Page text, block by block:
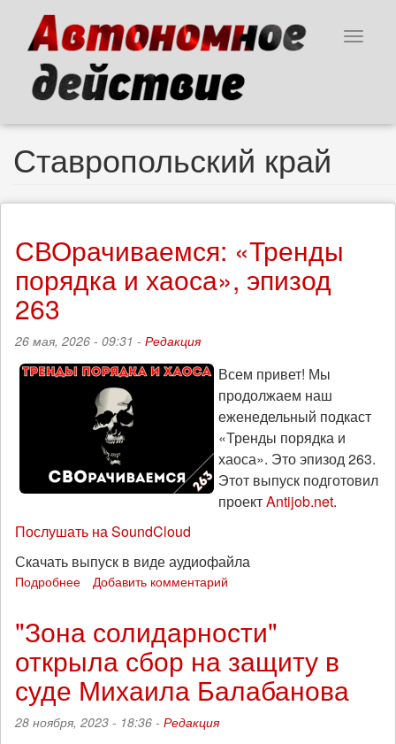
основному
содержанию
Toggle
Ставропольский край
СВОрачиваемся: «Тренды
порядка и хаоса», эпизод
263
26 мая, 2026 - 09:31 - Редакция
Всем привет! Мы
продолжаем наш
еженедельный подкаст
«Тренды порядка и
хаоса». Это эпизод 263.
Этот выпуск подготовил
проектAntijob.net.
Послушать на SoundCloud
Скачать выпуск в виде аудиофайла
Подробнее
порядка
хаоса»,
эпизод
263
Добавить комментарий
"Зона солидарности"
открыла сбор на защиту в
суде Михаила Балабанова
28 ноября, 2023 - 18:36 - Редакция